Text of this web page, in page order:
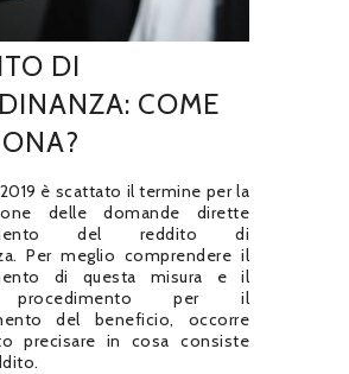
DI
COME
è scattato il termine per la
delle domande dirette
del reddito di
Per meglio comprendere il
di questa misura e il
procedimento per il
del beneficio, occorre
precisare in cosa consiste